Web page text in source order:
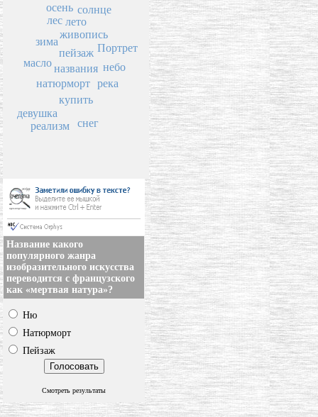
пейзаж
названия
живопись
лето
натюрморт
купить
солнце
лес
зима
осень
масло
река
снег
реализм
небо
Портрет
девушка
Название какого
популярного жанра
изобразительного искусства
переводится с французского
как «мертвая натура»?
Ню
Натюрморт
Пейзаж
Смотреть результаты